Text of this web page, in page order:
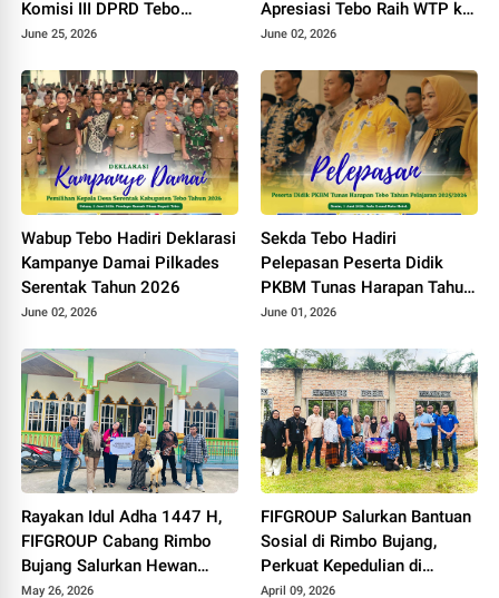
Komisi III DPRD Tebo
Datangi Kemen PU
June 25, 2026
Apresiasi Tebo Raih WTP ke
11
June 02, 2026
Wabup Tebo Hadiri Deklarasi
Kampanye Damai Pilkades
Serentak Tahun 2026
June 02, 2026
Sekda Tebo Hadiri
Pelepasan Peserta Didik
PKBM Tunas Harapan Tahun
Pelajaran 2025 - 2026
June 01, 2026
Rayakan Idul Adha 1447 H,
FIFGROUP Cabang Rimbo
Bujang Salurkan Hewan
Kurban di Masjid Jami Al-
May 26, 2026
FIFGROUP Salurkan Bantuan
Sosial di Rimbo Bujang,
Perkuat Kepedulian di
Momen Halal Bihalal
April 09, 2026